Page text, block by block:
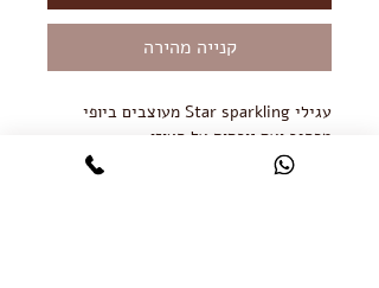
קנייה מהירה
עגילי Star sparkling מעוצבים ביופי
מרהיב ועם נוכחות על האוזן.
העגילים עשויים מכסף 925 ומגיעים בציפוי